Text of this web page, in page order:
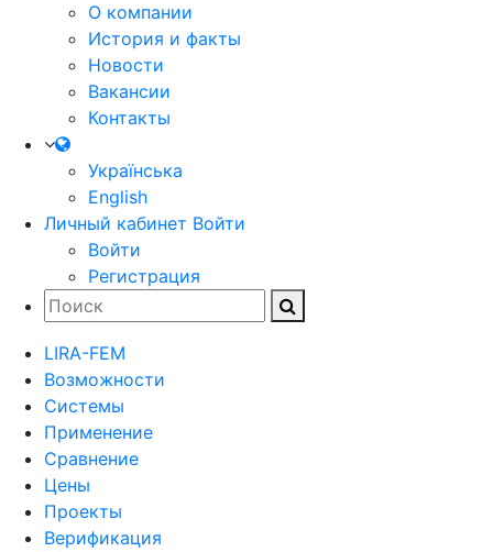
О компании
История и факты
Новости
Вакансии
Контакты
Українська
English
Личный кабинет Войти
Войти
Регистрация
LIRA-FEM
Возможности
Cистемы
Применение
Сравнение
Цены
Проекты
Верификация